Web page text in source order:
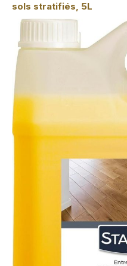
sols stratifiés, 5L